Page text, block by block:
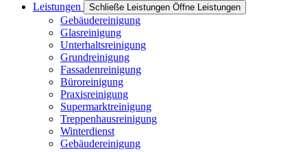
Leistungen Schließe Leistungen Öffne Leistungen
Gebäudereinigung
Glasreinigung
Unterhaltsreinigung
Grundreinigung
Fassadenreinigung
Büroreinigung
Praxisreinigung
Supermarktreinigung
Treppenhausreinigung
Winterdienst
Gebäudereinigung